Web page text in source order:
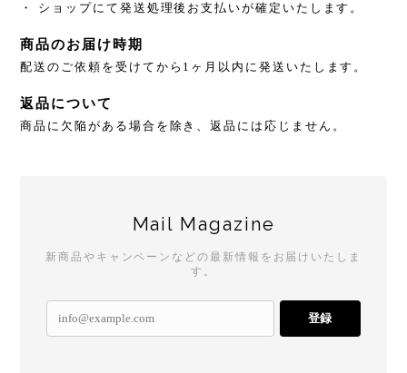
・ ショップにて発送処理後お支払いが確定いたします。
商品のお届け時期
配送のご依頼を受けてから1ヶ月以内に発送いたします。
返品について
商品に欠陥がある場合を除き、返品には応じません。
Mail Magazine
新商品やキャンペーンなどの最新情報をお届けいたしま
す。
登録